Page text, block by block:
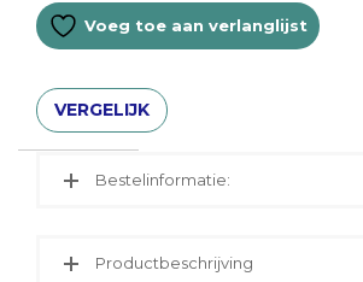
Voeg toe aan verlanglijst
VERGELIJK
Bestelinformatie:
Productbeschrijving